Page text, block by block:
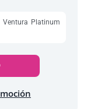
Platinum